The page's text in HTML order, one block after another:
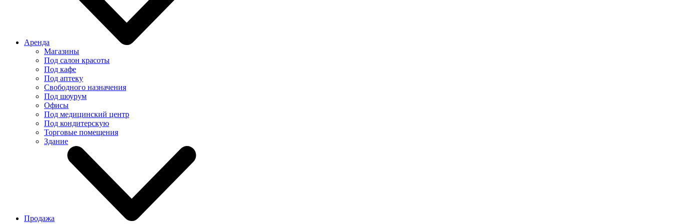
Аренда
Магазины
Под салон красоты
Под кафе
Под аптеку
Свободного назначения
Под шоурум
Офисы
Под медицинский центр
Под кондитерскую
Торговые помещения
Здание
Продажа